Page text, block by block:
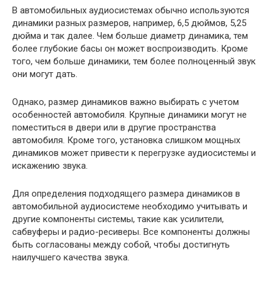
В автомобильных аудиосистемах обычно используются
динамики разных размеров, например, 6,5 дюймов, 5,25
дюйма и так далее. Чем больше диаметр динамика, тем
более глубокие басы он может воспроизводить. Кроме
того, чем больше динамики, тем более полноценный звук
они могут дать.
Однако, размер динамиков важно выбирать с учетом
особенностей автомобиля. Крупные динамики могут не
поместиться в двери или в другие пространства
автомобиля. Кроме того, установка слишком мощных
динамиков может привести к перегрузке аудиосистемы и
искажению звука.
Для определения подходящего размера динамиков в
автомобильной аудиосистеме необходимо учитывать и
другие компоненты системы, такие как усилители,
сабвуферы и радио-ресиверы. Все компоненты должны
быть согласованы между собой, чтобы достигнуть
наилучшего качества звука.